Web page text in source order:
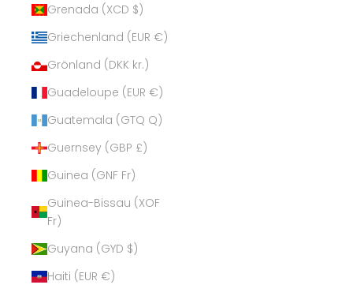
Grenada (XCD $)
Griechenland (EUR €)
Grönland (DKK kr.)
Guadeloupe (EUR €)
Guatemala (GTQ Q)
Guernsey (GBP £)
Guinea (GNF Fr)
Guinea-Bissau (XOF
Fr)
Guyana (GYD $)
Haiti (EUR €)